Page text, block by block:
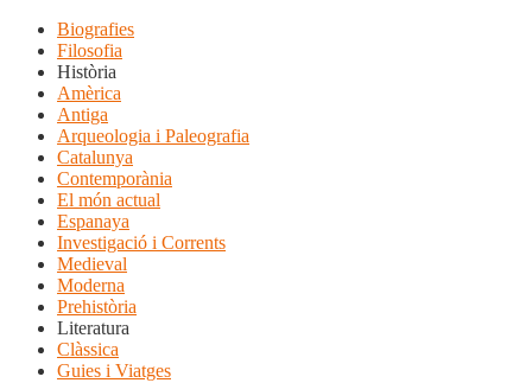
Biografies
Filosofia
Història
Amèrica
Antiga
Arqueologia i Paleografia
Catalunya
Contemporània
El món actual
Espanaya
Investigació i Corrents
Medieval
Moderna
Prehistòria
Literatura
Clàssica
Guies i Viatges